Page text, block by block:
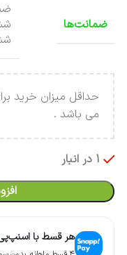
ضمانت‌ها
می باشد .
1 در انبار
هر قسط با